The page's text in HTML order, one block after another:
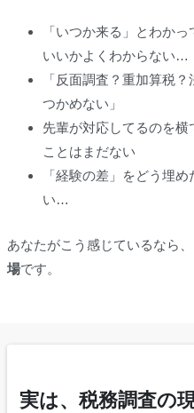
「いつか来る」とわか
いいかよくわからない…
「反面調査？重加算税
つかめない」
先輩が対応してるのを
ことはまだない
「経験の差」をどう埋
い…
あなたがこう感じているなら
場です。
実は、税務調査の